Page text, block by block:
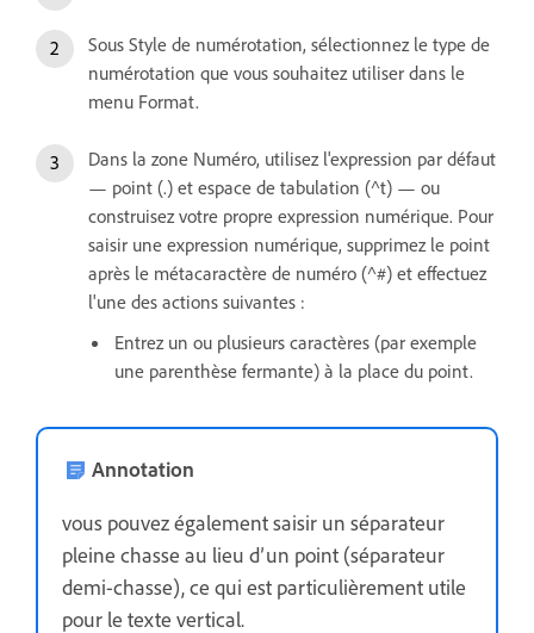
Sous Style de numérotation, sélectionnez le type de
numérotation que vous souhaitez utiliser dans le
menu Format.
Dans la zone Numéro, utilisez l'expression par défaut
— point (.) et espace de tabulation (^t) — ou
construisez votre propre expression numérique. Pour
saisir une expression numérique, supprimez le point
après le métacaractère de numéro (^#) et effectuez
l'une des actions suivantes :
Entrez un ou plusieurs caractères (par exemple
une parenthèse fermante) à la place du point.
Annotation
vous pouvez également saisir un séparateur
pleine chasse au lieu d’un point (séparateur
demi-chasse), ce qui est particulièrement utile
pour le texte vertical.